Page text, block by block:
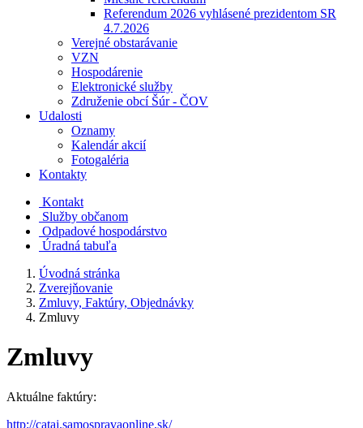
Referendum 2026 vyhlásené prezidentom SR
4.7.2026
Verejné obstarávanie
VZN
Hospodárenie
Elektronické služby
Združenie obcí Šúr - ČOV
Udalosti
Oznamy
Kalendár akcií
Fotogaléria
Kontakty
Kontakt
Služby občanom
Odpadové hospodárstvo
Úradná tabuľa
Úvodná stránka
Zverejňovanie
Zmluvy, Faktúry, Objednávky
Zmluvy
Zmluvy
Aktuálne faktúry:
http://cataj.samospravaonline.sk/